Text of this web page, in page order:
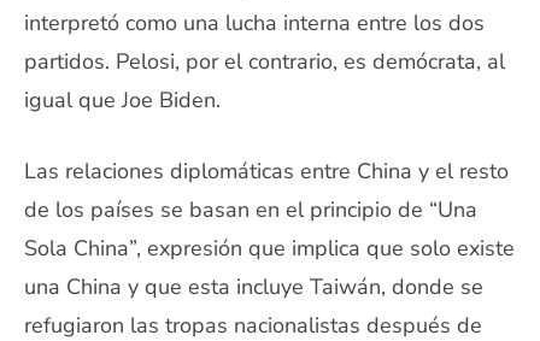
interpretó como una lucha interna entre los dos
partidos. Pelosi, por el contrario, es demócrata, al
igual que Joe Biden.
Las relaciones diplomáticas entre China y el resto
de los países se basan en el principio de “Una
Sola China”, expresión que implica que solo existe
una China y que esta incluye Taiwán, donde se
refugiaron las tropas nacionalistas después de